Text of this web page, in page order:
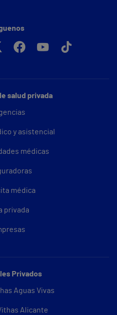
salud privada
y asistencial
médicas
médica
privada
Privados
Aguas Vivas
Alicante